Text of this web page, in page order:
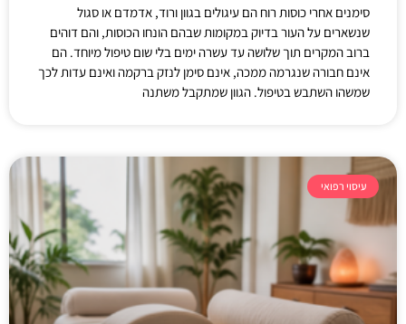
סימנים אחרי כוסות רוח הם עיגולים בגוון ורוד, אדמדם או סגול
שנשארים על העור בדיוק במקומות שבהם הונחו הכוסות, והם דוהים
ברוב המקרים תוך שלושה עד עשרה ימים בלי שום טיפול מיוחד. הם
אינם חבורה שנגרמה ממכה, אינם סימן לנזק ברקמה ואינם עדות לכך
שמשהו השתבש בטיפול. הגוון שמתקבל משתנה
עיסוי רפואי